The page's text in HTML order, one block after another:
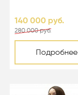
140 000 руб.
280 000 руб.
Подробнее